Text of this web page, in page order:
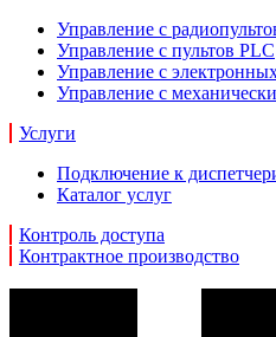
Управление с
Управление с пультов PLC
Управление с
Управление с
Услуги
Подключение к
Каталог услуг
Контроль доступа
Контрактное производство